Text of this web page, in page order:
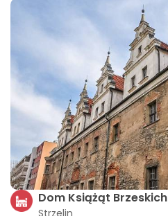
Dom Książąt Brzeskich